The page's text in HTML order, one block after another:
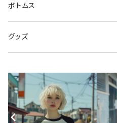
Tシャツ
シャツ
ジャケット・ブルゾン
ボトムス
グッズ
モバイルケース